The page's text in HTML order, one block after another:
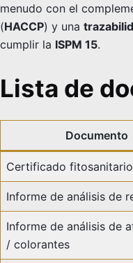
menudo con el
(HACCP) y una
cumplir la ISPM 15.
Lista de
Documento
Certificado fitosanitario
Informe de análisis de
Informe de análisis de
/ colorantes